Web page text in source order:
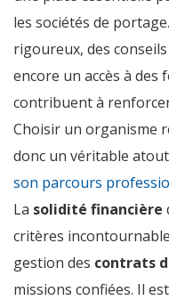
les sociétés de
rigoureux, des
encore un accès à
contribuent à
Choisir un organisme
donc un véritable
son parcours
La solidité financière
critères
gestion des contrats
missions confiées. Il